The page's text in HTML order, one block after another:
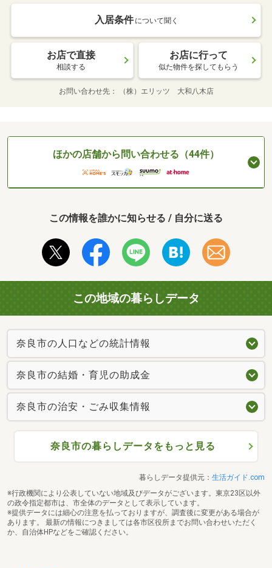
入居条件 について聞く
お店で直接
相談する
お店に行って
似た物件を探してもらう
お問い合わせ先 （株）エリッツ 大和八木店
ほかの店舗から問い合わせる（44件）
この情報を誰かに知らせる / 自分に送る
この地域の暮らしデータ
奈良市の人口などの統計情報
奈良市の結婚・育児の助成金
奈良市の治安・ごみ収集情報
奈良市の暮らしデータをもっと見る
暮らしデータ提供元： 生活ガイド.com
※行政機関により公表していない地域及びデータがございます。東京23区以外
の政令指定都市は、市全体のデータとして表示しています。
※提供データには細心の注意を払っておりますが、調査後に変更がある場合が
あります。 最新の情報につきましては各市区役所までお問い合わせいただく
か、自治体HPなどをご確認ください。